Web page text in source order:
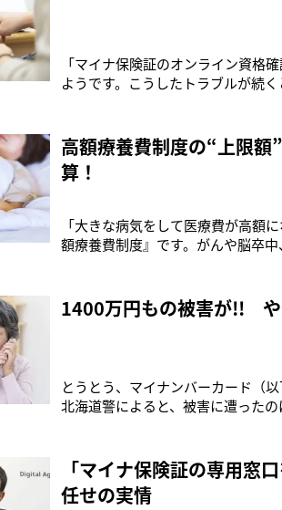
「マイナ保険証のオンライン資格
ようです。こうしたトラブルが続
在の健康保険証は、12月2日に新
最終アンケート調査では、回答
高額療養費制度の“上限額
算！
「大きな病気をして医療費が高額
額療養費制度』です。がんや脳卒
た」（全国紙記者）消費税や防衛
右肩上がりだ。近著に『共働きな
1400万円もの被害が!!
とうとう、マイナンバーカード（
北海道警によると、被害に遭った
ビデオ通話に応じて、マイナカー
のではないかと思います」そう指
「マイナ保険証の専用
任せの実情